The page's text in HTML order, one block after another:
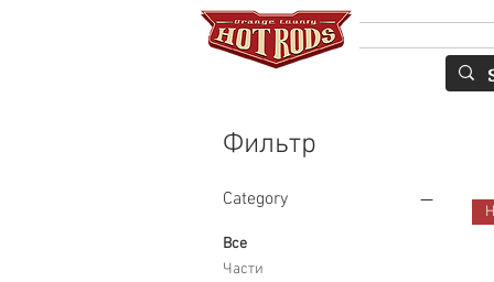
Фильтр
Category
Все
Части